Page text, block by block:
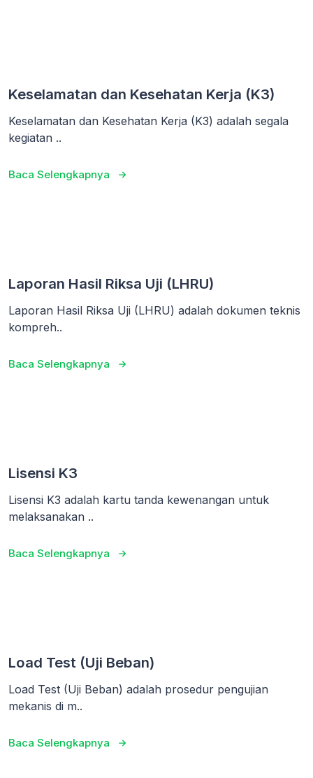
Keselamatan dan Kesehatan Kerja (K3)
Keselamatan dan Kesehatan Kerja (K3) adalah segala
kegiatan ..
Baca Selengkapnya
Laporan Hasil Riksa Uji (LHRU)
Laporan Hasil Riksa Uji (LHRU) adalah dokumen teknis
kompreh..
Baca Selengkapnya
Lisensi K3
Lisensi K3 adalah kartu tanda kewenangan untuk
melaksanakan ..
Baca Selengkapnya
Load Test (Uji Beban)
Load Test (Uji Beban) adalah prosedur pengujian
mekanis di m..
Baca Selengkapnya